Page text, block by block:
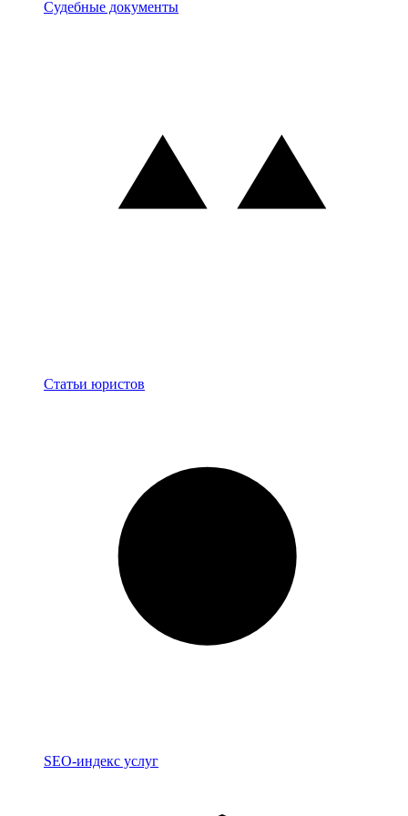
Документы
Судебные документы
Блог
Статьи юристов
Индекс
SEO-индекс услуг